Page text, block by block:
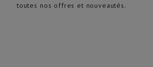
toutes nos offres et nouveautés.